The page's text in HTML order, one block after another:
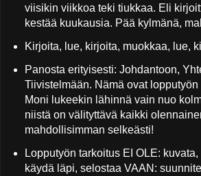
viisikin viikkoa teki tiukkaa. Eli
kestää kuukausia. Pää kylmänä,
Kirjoita, lue, kirjoita, muokkaa, lue,
Panosta erityisesti: Johdantoon,
Tiivistelmään. Nämä ovat lopputyön
Moni lukeekin lähinnä vain nuo
niistä on välityttävä kaikki
mahdollisimman selkeästi!
Lopputyön tarkoitus EI OLE:
käydä läpi, selostaa VAAN: